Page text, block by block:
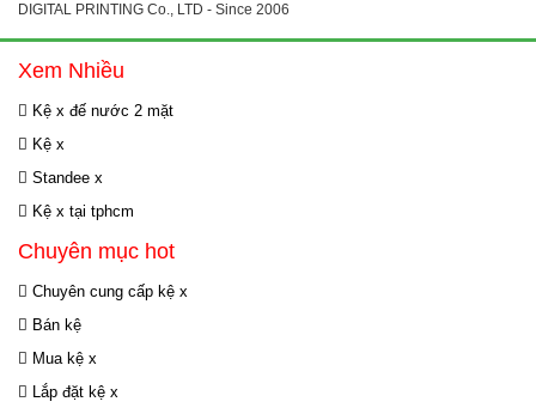
DIGITAL PRINTING Co., LTD - Since 2006
Xem Nhiều
Kệ x đế nước 2 mặt
Kệ x
Standee x
Kệ x tại tphcm
Chuyên mục hot
Chuyên cung cấp kệ x
Bán kệ
Mua kệ x
Lắp đặt kệ x